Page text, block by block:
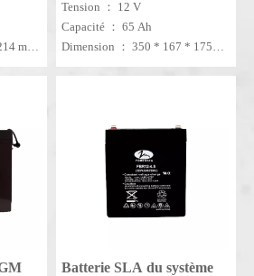
mm
Tension ： 12 V
Capacité ： 65 Ah
Dimension ： 350 * 167 * 175
Batterie SLA du système